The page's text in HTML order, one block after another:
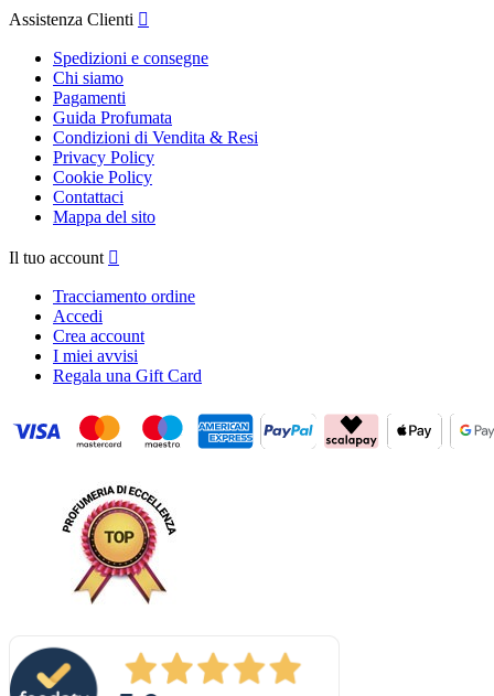
Assistenza Clienti 
Spedizioni e consegne
Chi siamo
Pagamenti
Guida Profumata
Condizioni di Vendita & Resi
Privacy Policy
Cookie Policy
Contattaci
Mappa del sito
Il tuo account 
Tracciamento ordine
Accedi
Crea account
I miei avvisi
Regala una Gift Card